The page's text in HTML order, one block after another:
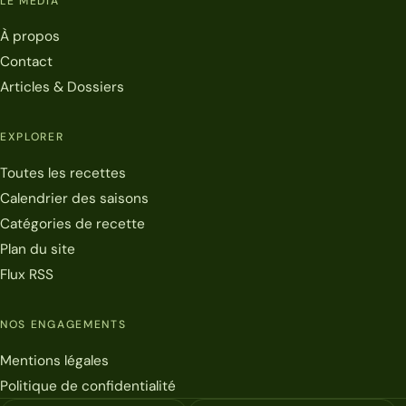
À propos
Contact
Articles & Dossiers
EXPLORER
Toutes les recettes
Calendrier des saisons
Catégories de recette
Plan du site
Flux RSS
NOS ENGAGEMENTS
Mentions légales
Politique de confidentialité